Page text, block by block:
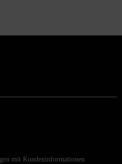
mit Kundeninformationen